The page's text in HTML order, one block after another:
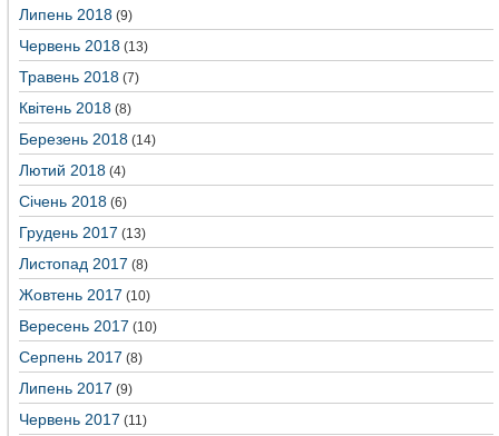
Липень 2018 (9)
Червень 2018 (13)
Травень 2018 (7)
Квітень 2018 (8)
Березень 2018 (14)
Лютий 2018 (4)
Січень 2018 (6)
Грудень 2017 (13)
Листопад 2017 (8)
Жовтень 2017 (10)
Вересень 2017 (10)
Серпень 2017 (8)
Липень 2017 (9)
Червень 2017 (11)